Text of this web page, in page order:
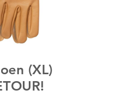
(XL)